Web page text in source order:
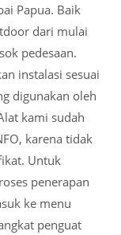
Papua. Baik
dari mulai
pedesaan.
instalasi sesuai
digunakan oleh
kami sudah
karena tidak
Untuk
penerapan
ke menu
penguat